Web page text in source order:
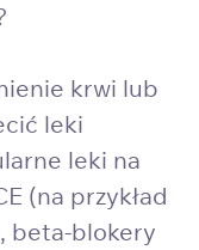
krwi lub
leki
leki na
(na przykład
beta-blokery